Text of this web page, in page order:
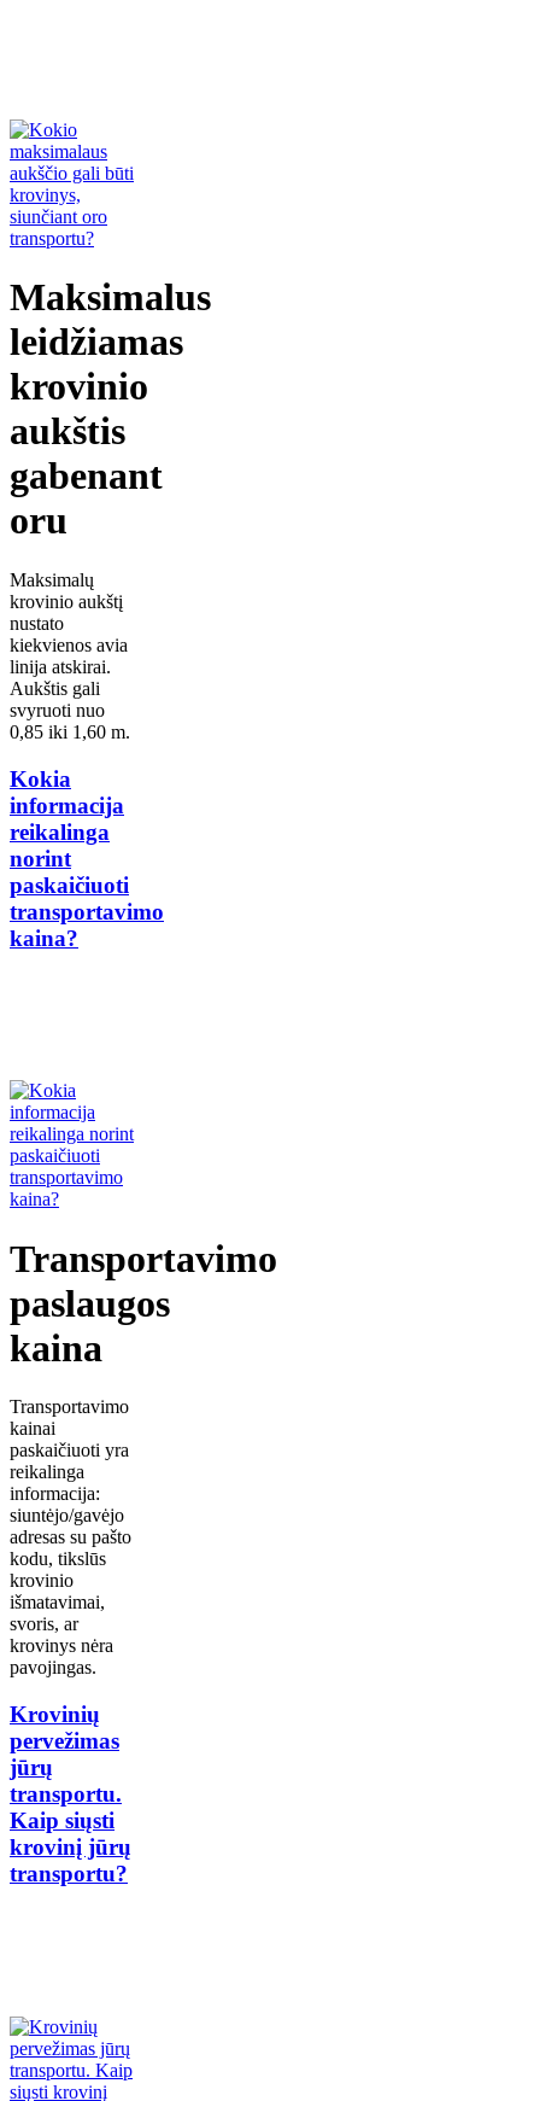
Maksimalus
leidžiamas
krovinio
aukštis
gabenant
oru
Maksimalų
krovinio aukštį
nustato
kiekvienos avia
linija atskirai.
Aukštis gali
svyruoti nuo
0,85 iki 1,60 m.
Kokia
informacija
reikalinga
norint
paskaičiuoti
transportavimo
kaina?
Transportavimo
paslaugos
kaina
Transportavimo
kainai
paskaičiuoti yra
reikalinga
informacija:
siuntėjo/gavėjo
adresas su pašto
kodu, tikslūs
krovinio
išmatavimai,
svoris, ar
krovinys nėra
pavojingas.
Krovinių
pervežimas
jūrų
transportu.
Kaip siųsti
krovinį jūrų
transportu?